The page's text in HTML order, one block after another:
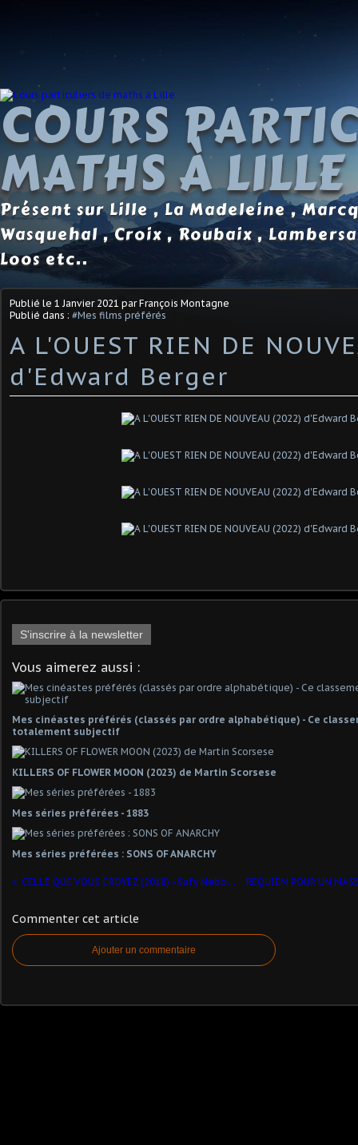
COURS
MATHS À LILLE
Présent sur Lille , La Madeleine ,
Wasquehal , Croix , Roubaix ,
Loos etc..
Publié le 1 Janvier 2021 par François Montagne
Publié dans : #Mes films préférés
A L'OUEST RIEN DE
d'Edward Berger
S'inscrire à la newsletter
Vous aimerez aussi :
Mes cinéastes préférés (classés par ordre alphabétique) - Ce
totalement subjectif
KILLERS OF FLOWER MOON (2023) de Martin Scorsese
Mes séries préférées - 1883
Mes séries préférées : SONS OF ANARCHY
CELLE QUE VOUS CROYEZ (2018) - Safy Nebbou
Commenter cet article
Ajouter un commentaire